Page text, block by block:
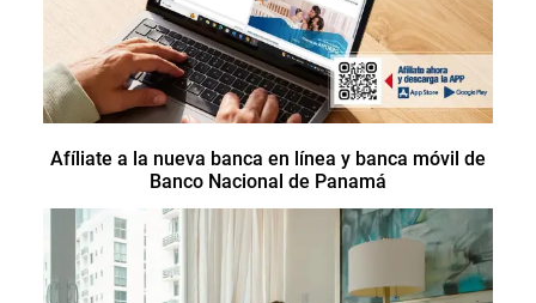
Afíliate a la nueva banca en línea y banca móvil de
Banco Nacional de Panamá